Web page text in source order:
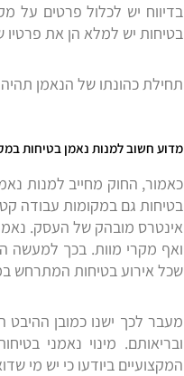
בדיווח יש לכלול פרטים על
בטיחות יש למלא הן את פרטיו
תחילת כהונתו של הנאמן
מדוע חשוב למנות נאמן בטיחות
בטיחות גם במקומות עבודה
אינטרס מובהק של העסק.
ואף מקרי מוות. בכך
שכל אירוע בטיחות המתרחש
מעבר לכך ישנו כמובן ההיבט
ובריאותם. מינוי נאמני
המקצועיים ביודעו כי יש מי